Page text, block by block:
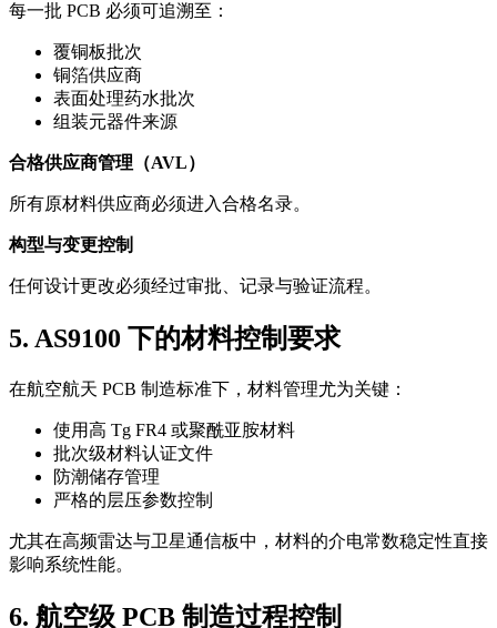
每一批 PCB 必须可追溯至：
覆铜板批次
铜箔供应商
表面处理药水批次
组装元器件来源
合格供应商管理（AVL）
所有原材料供应商必须进入合格名录。
构型与变更控制
任何设计更改必须经过审批、记录与验证流程。
5. AS9100 下的材料控制要求
在航空航天 PCB 制造标准下，材料管理尤为关键：
使用高 Tg FR4 或聚酰亚胺材料
批次级材料认证文件
防潮储存管理
严格的层压参数控制
尤其在高频雷达与卫星通信板中，材料的介电常数稳定性直接
影响系统性能。
6. 航空级 PCB 制造过程控制